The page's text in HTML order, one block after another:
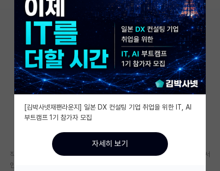
커뮤니티 홈
전체글보기
베스트 게시판
IF 명예의전당
자유 게시판(아무개랩)
미국 유학 게시판
미국 대학원 합격 후기 게시판
대학원생 모집 게시판
작년에 제가 학부연구원을 했는데 대학원 진학을 많이 하는 전공이 아니라서
인력이 없다보니 대학에서 준 과제 하나를 저 혼자 맡아서 연구했었는데요.
[김박사넷재팬라운지] 일본 DX 컨설팅 기업 취업을 위한 IT, AI
부트캠프 1기 참가자 모집
자세히 보기